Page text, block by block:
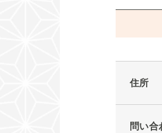
住所
問い合